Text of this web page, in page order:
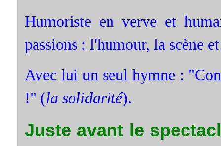
Humoriste en verve et
passions : l'humour, la scène
Avec lui un seul hymne :
!" (la solidarité).
Juste avant le